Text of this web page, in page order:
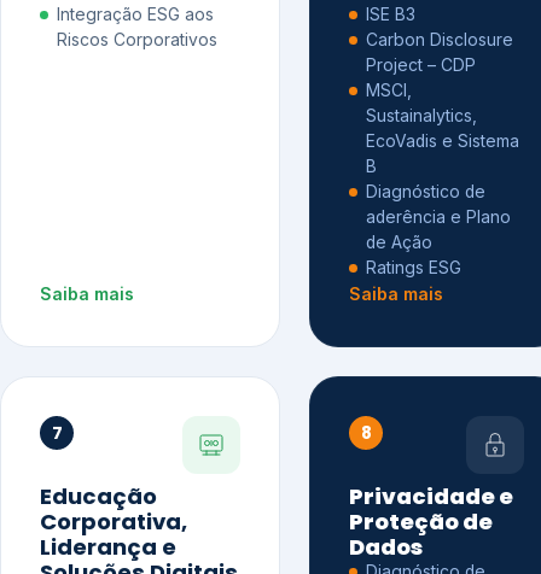
Integração ESG aos
Riscos Corporativos
Saiba mais
ISE B3
Carbon Disclosure
Project – CDP
MSCI,
Sustainalytics,
EcoVadis e Sistema
B
Diagnóstico de
aderência e Plano
de Ação
Ratings ESG
Saiba mais
7
Educação
Corporativa,
Liderança e
8
Privacidade e
Proteção de
Dados